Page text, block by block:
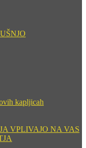
kapljicah
VPLIVAJO NA VAS